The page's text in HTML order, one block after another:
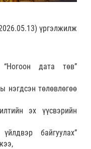
үргэлжилж
дата төв”
нэгдсэн төлөвлөгөө
эх үүсвэрийн
байгуулах”